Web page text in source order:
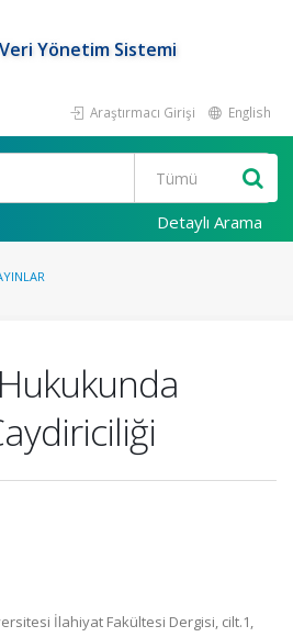
Yönetim Sistemi
Araştırmacı Girişi English
Detaylı Arama
İlahiyat Fakültesi Dergisi, cilt.1,